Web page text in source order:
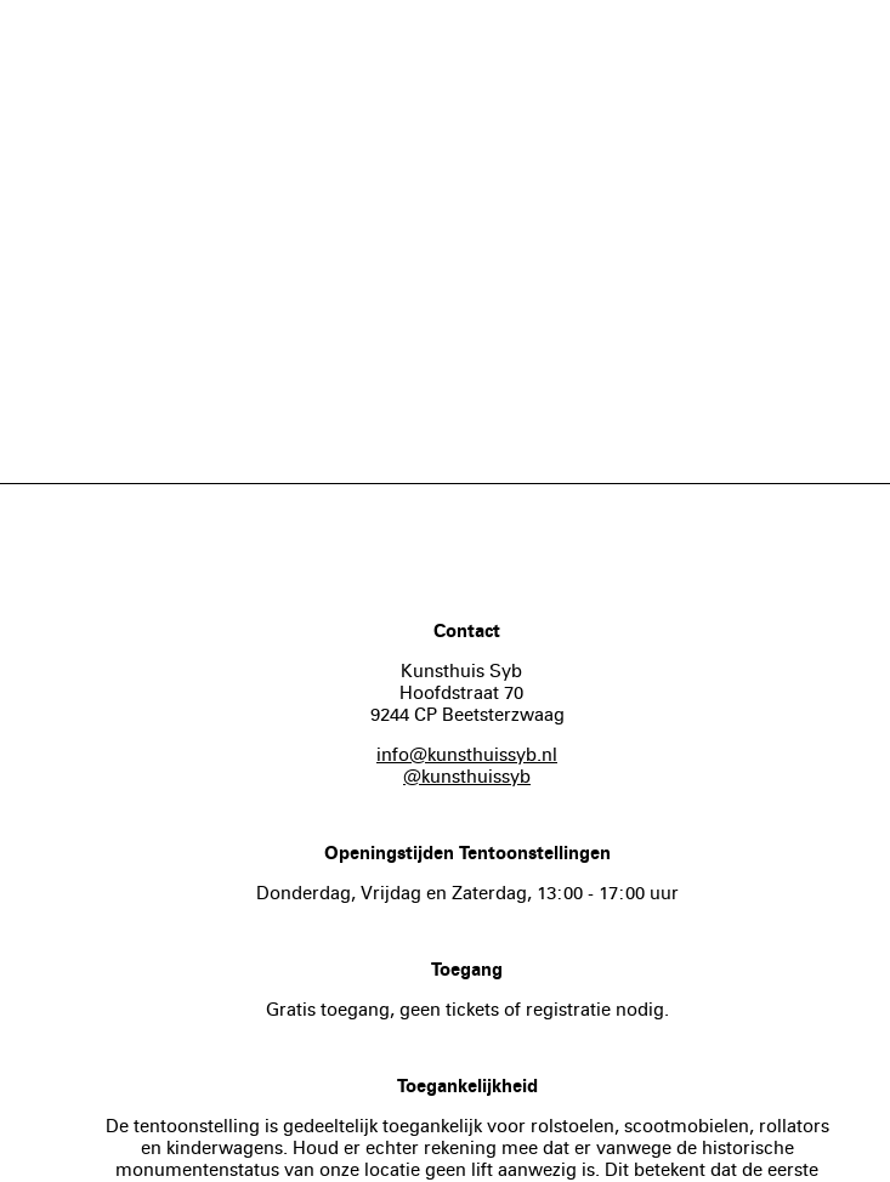
Contact
Kunsthuis Syb
Hoofdstraat 70
9244 CP Beetsterzwaag
info@kunsthuissyb.nl
@kunsthuissyb
Openingstijden Tentoonstellingen
Donderdag, Vrijdag en Zaterdag, 13:00 - 17:00 uur
Toegang
Gratis toegang, geen tickets of registratie nodig.
Toegankelijkheid
De tentoonstelling is gedeeltelijk toegankelijk voor rolstoelen, scootmobielen, rollators
en kinderwagens. Houd er echter rekening mee dat er vanwege de historische
monumentenstatus van onze locatie geen lift aanwezig is. Dit betekent dat de eerste